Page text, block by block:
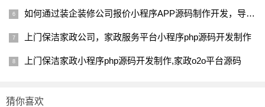
如何通过装企装修公司报价小程序APP源码制作开发，导流带客？
上门保洁家政公司，家政服务平台小程序php源码开发制作
上门保洁家政小程序php源码开发制作,家政o2o平台源码
猜你喜欢